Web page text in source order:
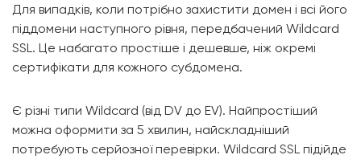
Для випадків, коли потрібно захистити домен і всі його
піддомени наступного рівня, передбачений Wildcard
SSL. Це набагато простіше і дешевше, ніж окремі
сертифікати для кожного субдомена.
Є різні типи Wildcard (від DV до EV). Найпростіший
можна оформити за 5 хвилин, найскладніший
потребують серйозної перевірки. Wildcard SSL підійде